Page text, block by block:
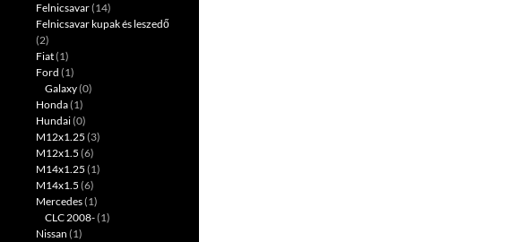
Felnicsavar(14)
Felnicsavar kupak és leszedő
(2)
Fiat(1)
Ford (1)
Galaxy(0)
Honda(1)
Hundai(0)
M12x1.25 (3)
M12x1.5 (6)
M14x1.25 (1)
M14x1.5 (6)
Mercedes(1)
CLC 2008-(1)
Nissan (1)